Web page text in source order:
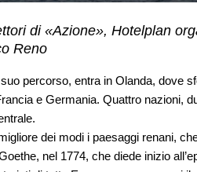
di «Azione», Hotelplan
Reno
percorso, entra in Olanda, dove
e Germania. Quattro nazioni,
dei modi i paesaggi renani,
nel 1774, che diede inizio